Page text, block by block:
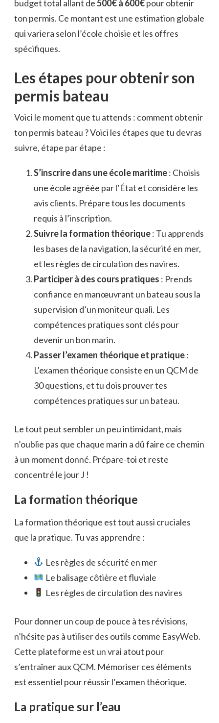
budget total allant de500€ à 600€pour obtenir
ton permis. Ce montant est une estimation globale
qui variera selon l’école choisie et les offres
spécifiques.
Les étapes pour obtenir son
permis bateau
Voici le moment que tu attends : comment obtenir
ton permis bateau ? Voici les étapes que tu devras
suivre, étape par étape :
S’inscrire dans une école maritime: Choisis
une école agréée par l’État et considère les
avis clients. Prépare tous les documents
requis à l’inscription.
Suivre la formation théorique: Tu apprends
les bases de la navigation, la sécurité en mer,
et les règles de circulation des navires.
Participer à des cours pratiques : Prends
confiance en manœuvrant un bateau sous la
supervision d’un moniteur quali. Les
compétences pratiques sont clés pour
devenir un bon marin.
Passer l’examen théorique et pratique:
L’examen théorique consiste en un QCM de
30 questions, et tu dois prouver tes
compétences pratiques sur un bateau.
Le tout peut sembler un peu intimidant, mais
n’oublie pas que chaque marin a dû faire ce chemin
à un moment donné. Prépare-toi et reste
concentré le jour J !
La formation théorique
La formation théorique est tout aussi cruciales
que la pratique. Tu vas apprendre :
Les règles de sécurité en mer
Le balisage côtière et fluviale
Les règles de circulation des navires
Pour donner un coup de pouce à tes révisions,
n’hésite pas à utiliser des outils comme EasyWeb.
Cette plateforme est un vrai atout pour
s’entraîner aux QCM. Mémoriser ces éléments
est essentiel pour réussir l’examen théorique.
La pratique sur l’eau